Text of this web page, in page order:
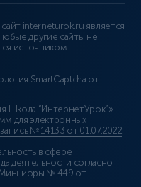
interneturok.ru является
другие сайты не
источником
SmartCaptcha от
Школа “ИнтернетУрок”»
для электронных
запись № 14133 от 01.07.2022
в сфере
деятельности согласно
№ 449 от